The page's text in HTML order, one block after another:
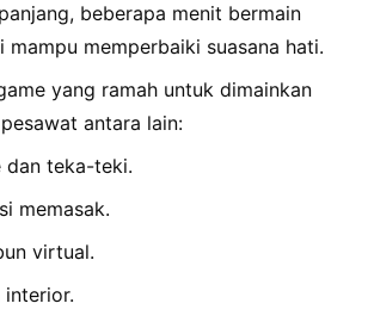
beberapa menit bermain
mampu memperbaiki suasana hati.
yang ramah untuk dimainkan
antara lain:
dan teka-teki.
memasak.
virtual.
interior.